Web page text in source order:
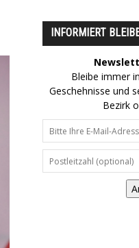
INFORMIERT
Bleibe immer
Geschehnisse und
Bezirk